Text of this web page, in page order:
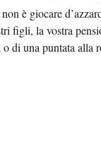
è giocare
figli, la vostra
o di una puntata alla